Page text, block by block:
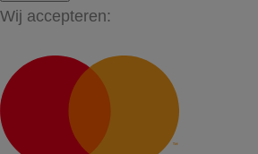
Wij accepteren: